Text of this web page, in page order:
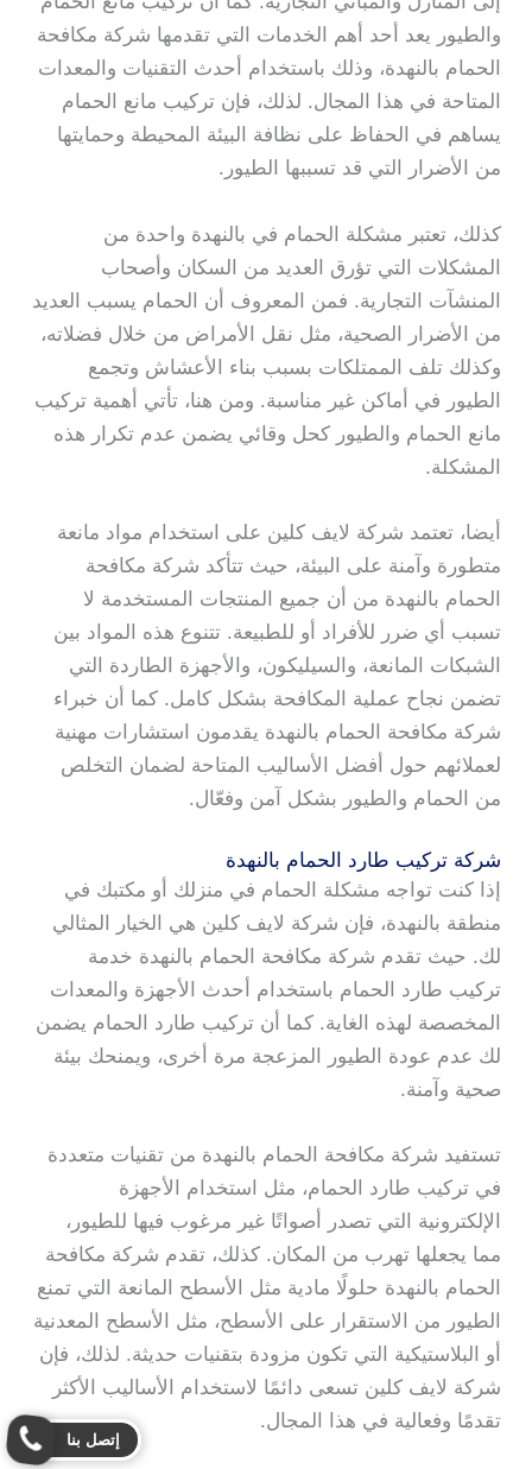
والطيور يعد أحد أهم الخدمات التي تقدمها شركة مكافحة
الحمام بالنهدة، وذلك باستخدام أحدث التقنيات والمعدات
المتاحة في هذا المجال. لذلك، فإن تركيب مانع الحمام
يساهم في الحفاظ على نظافة البيئة المحيطة وحمايتها
من الأضرار التي قد تسببها الطيور.
كذلك، تعتبر مشكلة الحمام في بالنهدة واحدة من
المشكلات التي تؤرق العديد من السكان وأصحاب
المنشآت التجارية. فمن المعروف أن الحمام يسبب العديد
من الأضرار الصحية، مثل نقل الأمراض من خلال فضلاته،
وكذلك تلف الممتلكات بسبب بناء الأعشاش وتجمع
الطيور في أماكن غير مناسبة. ومن هنا، تأتي أهمية تركيب
مانع الحمام والطيور كحل وقائي يضمن عدم تكرار هذه
المشكلة.
أيضا، تعتمد شركة لايف كلين على استخدام مواد مانعة
متطورة وآمنة على البيئة، حيث تتأكد شركة مكافحة
الحمام بالنهدة من أن جميع المنتجات المستخدمة لا
تسبب أي ضرر للأفراد أو للطبيعة. تتنوع هذه المواد بين
الشبكات المانعة، والسيليكون، والأجهزة الطاردة التي
تضمن نجاح عملية المكافحة بشكل كامل. كما أن خبراء
شركة مكافحة الحمام بالنهدة يقدمون استشارات مهنية
لعملائهم حول أفضل الأساليب المتاحة لضمان التخلص
من الحمام والطيور بشكل آمن وفعّال.
شركة تركيب طارد الحمام بالنهدة
إذا كنت تواجه مشكلة الحمام في منزلك أو مكتبك في
منطقة بالنهدة، فإن شركة لايف كلين هي الخيار المثالي
لك. حيث تقدم شركة مكافحة الحمام بالنهدة خدمة
تركيب طارد الحمام باستخدام أحدث الأجهزة والمعدات
المخصصة لهذه الغاية. كما أن تركيب طارد الحمام يضمن
لك عدم عودة الطيور المزعجة مرة أخرى، ويمنحك بيئة
صحية وآمنة.
تستفيد شركة مكافحة الحمام بالنهدة من تقنيات متعددة
في تركيب طارد الحمام، مثل استخدام الأجهزة
الإلكترونية التي تصدر أصواتًا غير مرغوب فيها للطيور،
مما يجعلها تهرب من المكان. كذلك، تقدم شركة مكافحة
الحمام بالنهدة حلولًا مادية مثل الأسطح المانعة التي تمنع
الطيور من الاستقرار على الأسطح، مثل الأسطح المعدنية
أو البلاستيكية التي تكون مزودة بتقنيات حديثة. لذلك، فإن
شركة لايف كلين تسعى دائمًا لاستخدام الأساليب الأكثر
تقدمًا وفعالية في هذا المجال.
إتصل بنا